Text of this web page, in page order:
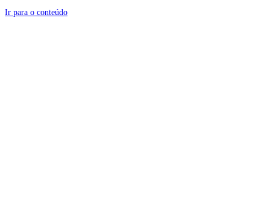
Ir para o conteúdo